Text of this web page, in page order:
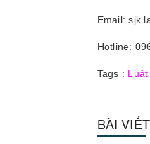
Email:
Hotline:
Tags :
BÀI